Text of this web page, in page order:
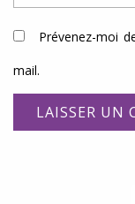
Prévenez-moi
mail.